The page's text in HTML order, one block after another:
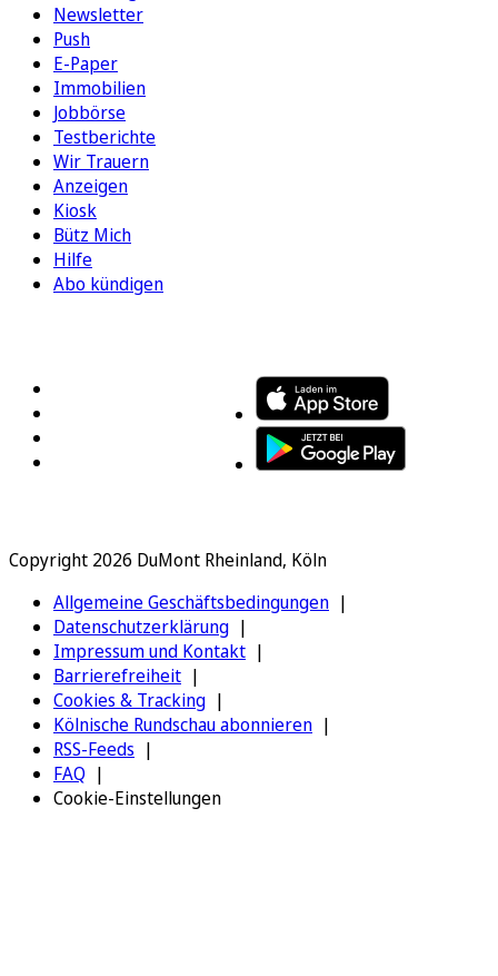
Newsletter
Push
E-Paper
Immobilien
Jobbörse
Testberichte
Wir Trauern
Anzeigen
Kiosk
Bütz Mich
Hilfe
Abo kündigen
Copyright 2026 DuMont Rheinland, Köln
Allgemeine Geschäftsbedingungen
Datenschutzerklärung
Impressum und Kontakt
Barrierefreiheit
Cookies & Tracking
Kölnische Rundschau abonnieren
RSS-Feeds
FAQ
Cookie-Einstellungen